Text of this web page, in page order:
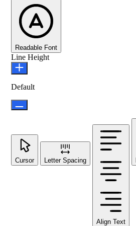
Readable Font
Line Height
Default
Cursor Letter Spacing
Align Text